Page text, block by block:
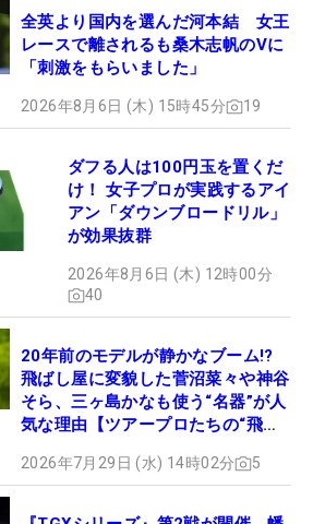
全英より国内を選んだ河本結 女王
レースで離されるも桑木志帆のVに
「刺激をもらいました」
2026年8月6日 (木) 15時45分 19
ダフる人は100円玉を置くだ
け！ 女子プロが実践するアイ
アン「ダウンブロードリル」
が効果抜群
2026年8月6日 (木) 12時00分
40
20年前のモデルが静かなブーム!?
飛ばし屋に変貌した菅沼菜々や神谷
そら、三ヶ島かなも使う“名器”が人
気な理由【ツアープロたちの“飛ば
2026年7月29日 (水) 14時02分 5